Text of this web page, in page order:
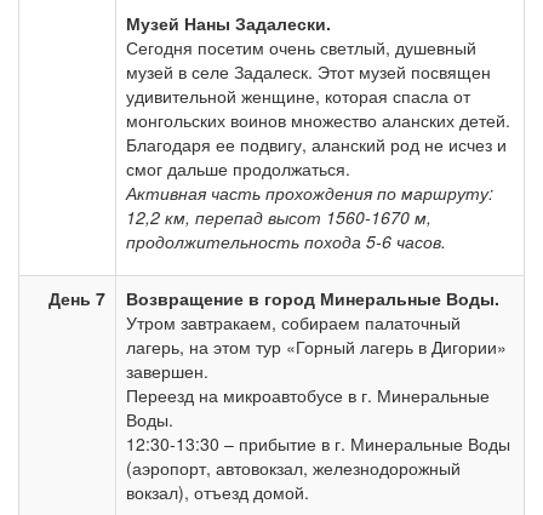
Музей Наны Задалески.
Сегодня посетим очень светлый, душевный
музей в селе Задалеск. Этот музей посвящен
удивительной женщине, которая спасла от
монгольских воинов множество аланских детей.
Благодаря ее подвигу, аланский род не исчез и
смог дальше продолжаться.
Активная часть прохождения по маршруту:
12,2 км, перепад высот 1560-1670 м,
продолжительность похода 5-6 часов.
День 7
Возвращение в город Минеральные Воды.
Утром завтракаем, собираем палаточный
лагерь, на этом тур «Горный лагерь в Дигории»
завершен.
Переезд на микроавтобусе в г. Минеральные
Воды.
12:30-13:30 – прибытие в г. Минеральные Воды
(аэропорт, автовокзал, железнодорожный
вокзал), отъезд домой.